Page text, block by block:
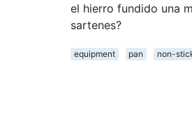
el hierro fundido una
sartenes?
equipment pan
non-